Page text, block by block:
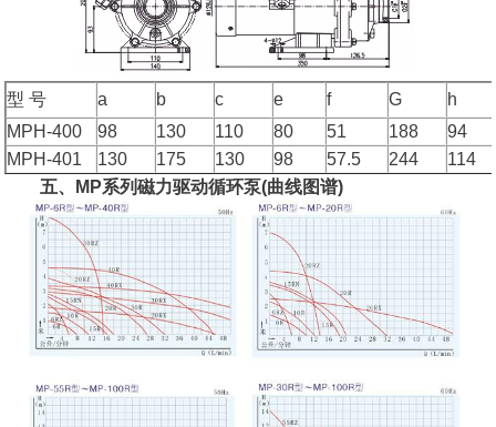
型 号 a b c e f G
h
MPH-400
98 130 110 80 51 188
94
MPH-401
130 175 130 98 57.5 244
114
五、MP系列磁力驱动循环泵(曲线图谱)